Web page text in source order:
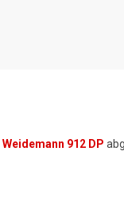
Weidemann 912 DP